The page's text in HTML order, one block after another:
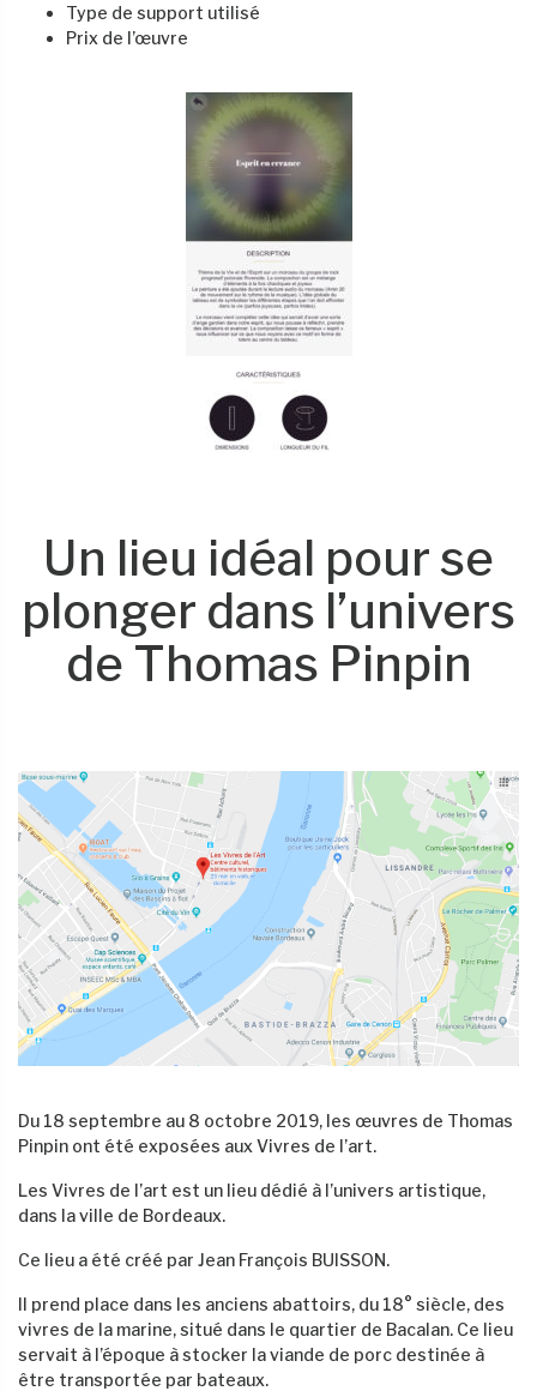
Type de support utilisé
Prix de l’œuvre
Un lieu idéal pour se
plonger dans l’univers
de Thomas Pinpin
Du 18 septembre au 8 octobre 2019, les œuvres de Thomas
Pinpin ont été exposées aux Vivres de l’art.
Les Vivres de l’art est un lieu dédié à l’univers artistique,
dans la ville de Bordeaux.
Ce lieu a été créé par Jean François BUISSON.
Il prend place dans les anciens abattoirs, du 18° siècle, des
vivres de la marine, situé dans le quartier de Bacalan. Ce lieu
servait à l’époque à stocker la viande de porc destinée à
être transportée par bateaux.